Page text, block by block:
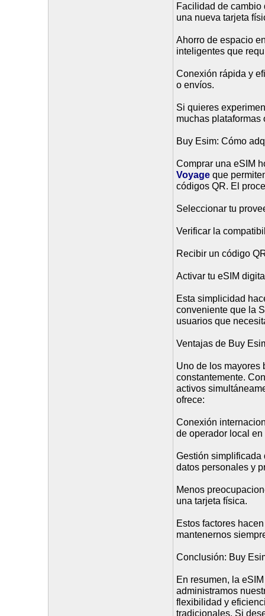
Facilidad de cambio
una nueva tarjeta
Ahorro de espacio
inteligentes que
Conexión rápida y
o envíos.
Si quieres
muchas
Buy Esim: Cómo
Comprar una eSIM
Voyageque
códigos QR. El
Seleccionar tu
Verificar la
Recibir un código
Activar tu eSIM
Esta simplicidad
conveniente que la
usuarios que
Ventajas de Buy
Uno de los mayores
constantemente.
activos
ofrece:
Conexión
de operador local en
Gestión simplificada
datos personales y
Menos
una tarjeta física.
Estos factores
mantenernos
Conclusión: Buy
En resumen, la
administramos
flexibilidad y
tradicionales. Si